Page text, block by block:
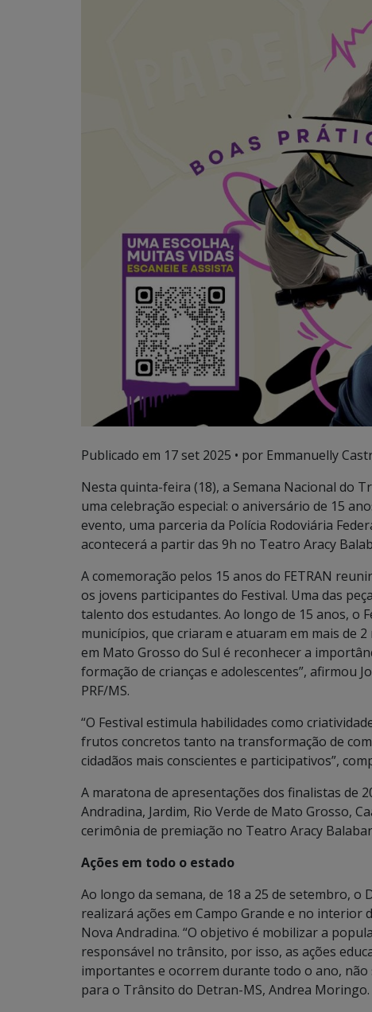
Publicado em 17 set 2025 • por Emmanuelly
Nesta quinta-feira (18), a Semana Nacional do
uma celebração especial: o aniversário de 15
evento, uma parceria da Polícia Rodoviária
acontecerá a partir das 9h no Teatro Aracy
A comemoração pelos 15 anos do FETRAN
os jovens participantes do Festival. Uma das
talento dos estudantes. Ao longo de 15 anos, o
municípios, que criaram e atuaram em mais de
em Mato Grosso do Sul é reconhecer a
formação de crianças e adolescentes”, afirmou
PRF/MS.
“O Festival estimula habilidades como
frutos concretos tanto na transformação de
cidadãos mais conscientes e participativos”,
A maratona de apresentações dos finalistas de
Andradina, Jardim, Rio Verde de Mato Grosso,
cerimônia de premiação no Teatro Aracy
Ações em todo o estado
Ao longo da semana, de 18 a 25 de setembro,
realizará ações em Campo Grande e no
Nova Andradina. “O objetivo é mobilizar a
responsável no trânsito, por isso, as ações
importantes e ocorrem durante todo o ano, não
para o Trânsito do Detran-MS, Andrea Moringo.